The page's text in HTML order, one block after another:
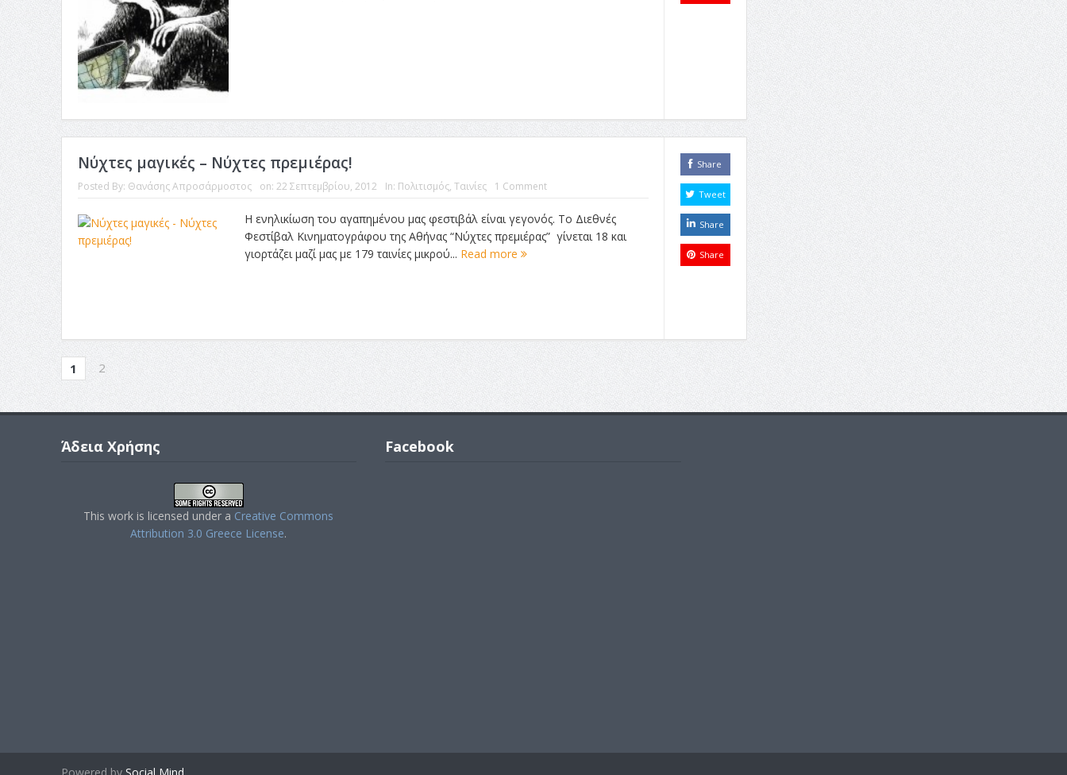
Νύχτες μαγικές – Νύχτες πρεμιέρας!
Posted By: Θανάσης Απροσάρμοστος on: 22 Σεπτεμβρίου, 2012 In: Πολιτισμός, Ταινίες 1 Comment
Η ενηλικίωση του αγαπημένου μας φεστιβάλ είναι γεγονός. Το Διεθνές
Φεστίβαλ Κινηματογράφου της Αθήνας “Νύχτες πρεμιέρας” γίνεται 18 και
γιορτάζει μαζί μας με 179 ταινίες μικρού... Read more
Share
Tweet
Share
Share
1 2
Άδεια Χρήσης
This work is licensed under a Creative Commons
Attribution 3.0 Greece License.
Facebook
Powered by Social Mind